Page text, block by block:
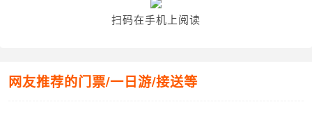
扫码在手机上阅读
网友推荐的门票/一日游/接送等